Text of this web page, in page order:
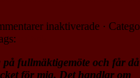
inaktiveradeför
en
·
fullmäktigemöte och får
för mig. Det handlar om